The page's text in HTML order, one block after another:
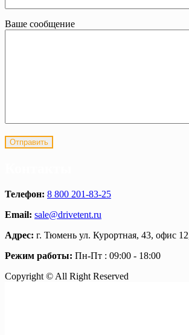
Ваше сообщение
Телефон: 8 800 201-83-25
Email: sale@drivetent.ru
Адрес: г. Тюмень ул. Курортная, 43, офис
Режим работы: Пн-Пт : 09:00 - 18:00
Copyright © All Right Reserved